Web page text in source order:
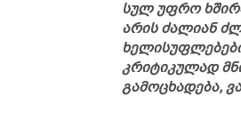
სულ უფრო
არის ძალიან
კრიტიკულად
გამოცხადება,